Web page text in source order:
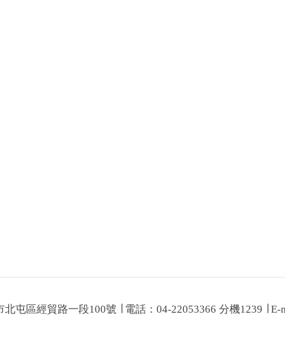
屯區經貿路一段100號 ∣ 電話：04-22053366 分機1239 ∣ E-